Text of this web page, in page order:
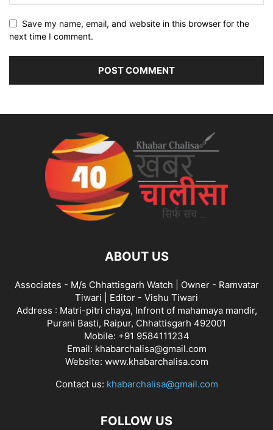
Save my name, email, and website in this browser for the
next time I comment.
ABOUT US
Associates - M/s Chhattisgarh Watch | Owner - Ramvatar
Tiwari | Editor - Vishu Tiwari
Address : Matri-pitri chaya, Infront of mahamaya mandir,
Purani Basti, Raipur, Chhattisgarh 492001
Mobile: +91 9584111234
Email: khabarchalisa@gmail.com
Website: www.khabarchalisa.com
Contact us: khabarchalisa@gmail.com
FOLLOW US